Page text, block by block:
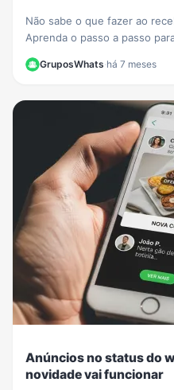
Não sabe o que fazer ao
Aprenda o passo a passo
GruposWhats·há 7 meses
Anúncios no status do
novidade vai funcionar